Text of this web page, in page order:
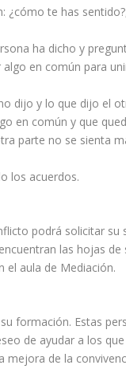
¿cómo te has
ha dicho y
en común para
dijo y lo que dijo el
en común y que
parte no se sienta
los acuerdos.
podrá solicitar su
las hojas de
el aula de Mediación.
formación. Estas
de ayudar a los
mejora de la